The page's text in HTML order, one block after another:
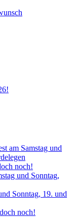
am Samstag und
noch!
und Sonntag,
Sonntag, 19. und
noch!